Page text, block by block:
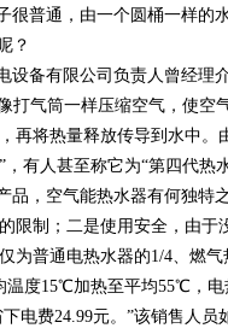
很普通，由一个圆桶一样的
？
设备有限公司负责人曾经理
打气筒一样压缩空气，使
再将热量释放传导到水中
有人甚至称它为“第四代热水
品，空气能热水器有何独特
限制；二是使用安全，由
为普通电热水器的1/4、燃
温度15℃加热至平均55℃，
电费24.99元。”该销售人员